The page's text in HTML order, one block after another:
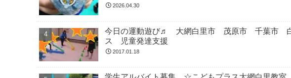
2026.04.30
今日の運動遊び♬ 大網白里市 茂原市 千葉市
ス 児童発達支援
2017.01.18